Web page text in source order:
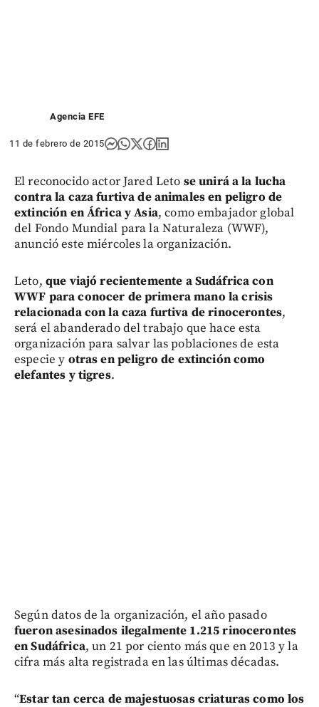
Agencia EFE
11 de febrero de 2015
El reconocido actor Jared Leto se unirá a la lucha
contra la caza furtiva de animales en peligro de
extinción en África y Asia, como embajador global
del Fondo Mundial para la Naturaleza (WWF),
anunció este miércoles la organización.
Leto, que viajó recientemente a Sudáfrica con
WWF para conocer de primera mano la crisis
relacionada con la caza furtiva de rinocerontes,
será el abanderado del trabajo que hace esta
organización para salvar las poblaciones de esta
especie y otras en peligro de extinción como
elefantes y tigres.
Según datos de la organización, el año pasado
fueron asesinados ilegalmente 1.215 rinocerontes
en Sudáfrica, un 21 por ciento más que en 2013 y la
cifra más alta registrada en las últimas décadas.
“Estar tan cerca de majestuosas criaturas como los